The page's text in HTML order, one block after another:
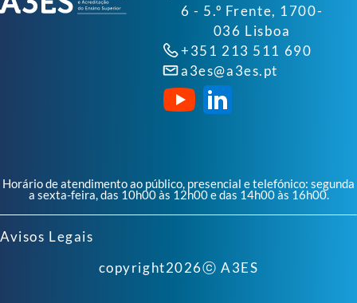
6 - 5.º Frente, 1700-
036 Lisboa
+351 213 511 690
a3es@a3es.pt
Horário de atendimento ao público, presencial e telefónico: segunda
a sexta-feira, das 10h00 às 12h00 e das 14h00 às 16h00.
Avisos Legais
copyright2026ⓒ A3ES